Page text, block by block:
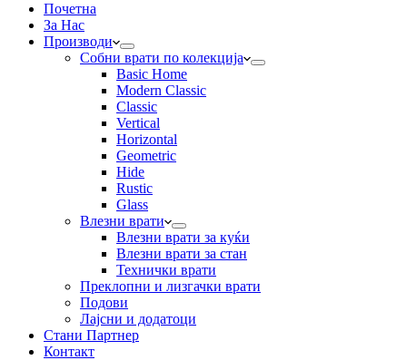
Почетна
За Нас
Производи
Собни врати по колекција
Basic Home
Modern Classic
Classic
Vertical
Horizontal
Geometric
Hide
Rustic
Glass
Влезни врати
Влезни врати за куќи
Влезни врати за стан
Технички врати
Преклопни и лизгачки врати
Подови
Лајсни и додатоци
Стани Партнер
Контакт